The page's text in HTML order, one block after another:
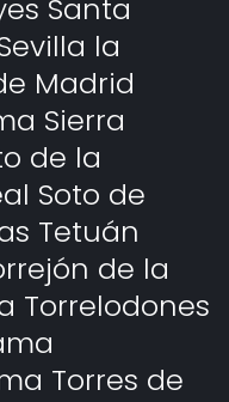
Santa
la
Madrid
Sierra
de la
Soto de
Tetuán
de la
Torrelodones
Torres de